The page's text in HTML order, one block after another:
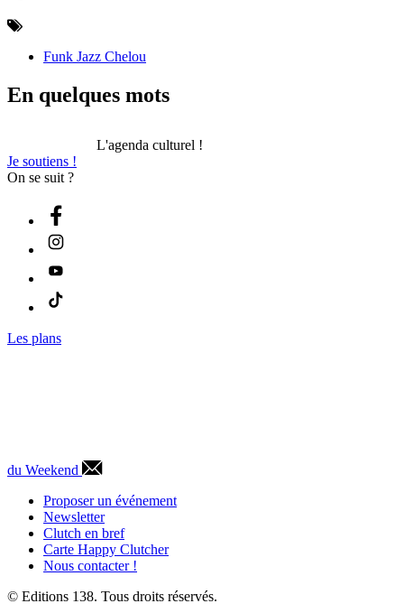
Funk Jazz Chelou
En quelques mots
L'agenda culturel !
Je soutiens !
On se suit ?
Les plans
du Weekend
Proposer un événement
Newsletter
Clutch en bref
Carte Happy Clutcher
Nous contacter !
© Editions 138. Tous droits réservés.